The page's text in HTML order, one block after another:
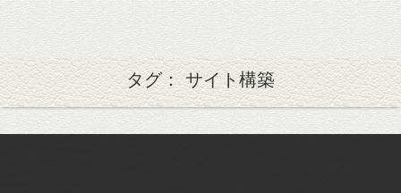
タグ： サイト構築